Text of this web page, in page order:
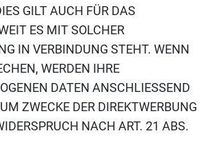
GILT AUCH FÜR DAS
ES MIT SOLCHER
IN VERBINDUNG STEHT. WENN
WERDEN IHRE
DATEN ANSCHLIESSEND
ZWECKE DER DIREKTWERBUNG
NACH ART. 21 ABS.